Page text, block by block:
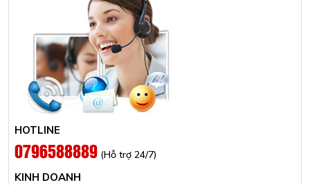
HOTLINE
0796588889 (Hỗ trợ 24/7)
KINH DOANH